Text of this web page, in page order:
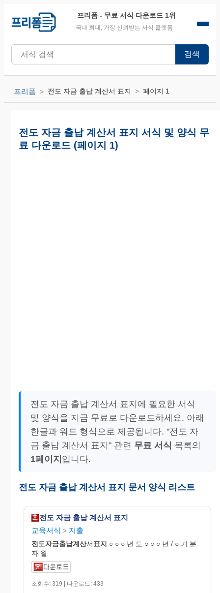
프리폼 - 무료 서식 다운로드 1위
국내 최대, 가장 신뢰받는 서식 플랫폼
검색
프리폼 전도 자금 출납 계산서 표지 페이지 1
전도 자금 출납 계산서 표지 서식 및 양식 무
료 다운로드 (페이지 1)
전도 자금 출납 계산서 표지에 필요한 서식
및 양식을 지금 무료로 다운로드하세요. 아래
한글과 워드 형식으로 제공됩니다. "전도 자
금 출납 계산서 표지" 관련 무료 서식 목록의
1페이지 입니다.
전도 자금 출납 계산서 표지 문서 양식 리스트
전도 자금 출납 계산서 표지
교육서식 > 지출
전도자금출납계산서 표지 ○ ○ ○ 년 도 ○ ○ ○ 년 / ○ 기 분
자 월
조회수: 319 | 다운로드: 433